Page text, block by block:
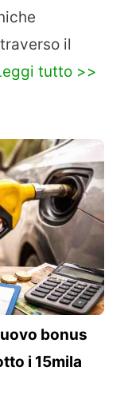
il
tutto >>
bonus
i 15mila